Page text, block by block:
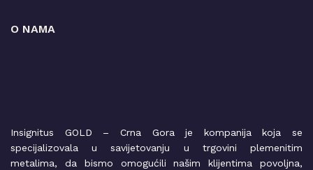
O NAMA
Insignitus GOLD – Crna Gora je kompanija koja se
specijalizovala u savijetovanju u trgovini plemenitim
metalima, da bismo omogućili našim klijentima povoljna,